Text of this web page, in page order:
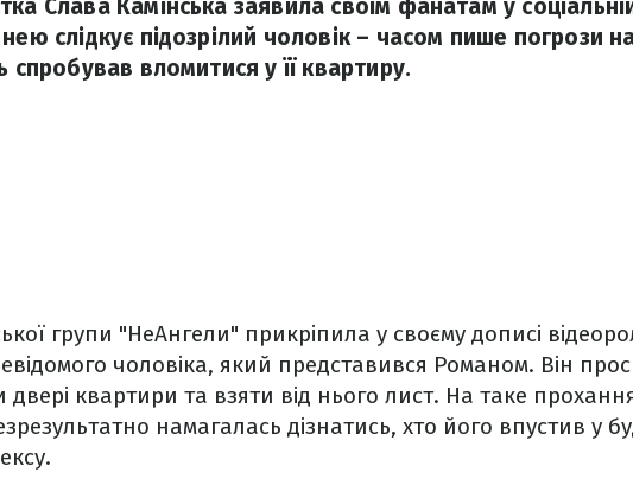
Слава Камінська заявила своїм фанатам у
слідкує підозрілий чоловік – часом пише погрози на
спробував вломитися у її квартиру.
групи "НеАнгели" прикріпила у своєму дописі
чоловіка, який представився Романом. Він
двері квартири та взяти від нього лист. На таке
намагалась дізнатись, хто його впустив у